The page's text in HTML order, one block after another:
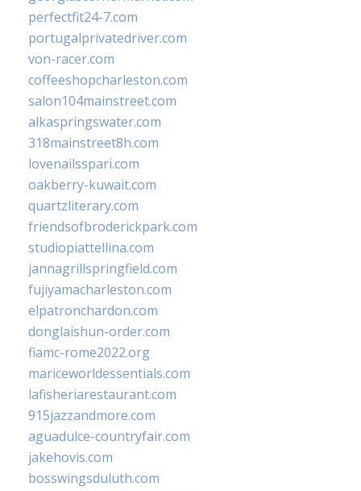
perfectfit24-7.com
portugalprivatedriver.com
von-racer.com
coffeeshopcharleston.com
salon104mainstreet.com
alkaspringswater.com
318mainstreet8h.com
lovenailsspari.com
oakberry-kuwait.com
quartzliterary.com
friendsofbroderickpark.com
studiopiattellina.com
jannagrillspringfield.com
fujiyamacharleston.com
elpatronchardon.com
donglaishun-order.com
fiamc-rome2022.org
mariceworldessentials.com
lafisheriarestaurant.com
915jazzandmore.com
aguadulce-countryfair.com
jakehovis.com
bosswingsduluth.com